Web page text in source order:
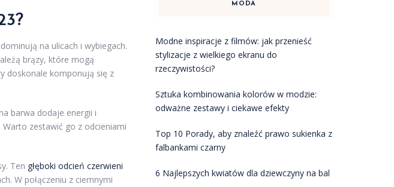
na ulicach i wybiegach.
brązy, które mogą
doskonale komponują się z
barwa dodaje energii i
zestawić go z odcieniami
Ten głęboki odcień czerwieni
W połączeniu z ciemnymi
MODA
Modne inspiracje z filmów: jak przenieść
stylizacje z wielkiego ekranu do
rzeczywistości?
Sztuka kombinowania kolorów w modzie:
odważne zestawy i ciekawe efekty
Top 10 Porady, aby znaleźć prawo sukienka z
falbankami czarny
6 Najlepszych kwiatów dla dziewczyny na bal